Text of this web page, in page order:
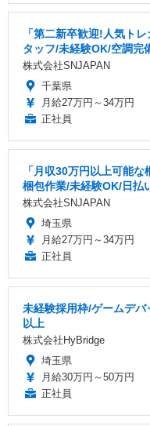
「第二新卒歓迎!人気ト
タッフ/未経験OK/空調完
株式会社SNJAPAN
千葉県
月給27万円～34万円
正社員
「月収30万円以上可能
梱包作業/未経験OK/日払
株式会社SNJAPAN
埼玉県
月給27万円～34万円
正社員
未経験採用枠/ゲームデ
以上
株式会社HyBridge
埼玉県
月給30万円～50万円
正社員